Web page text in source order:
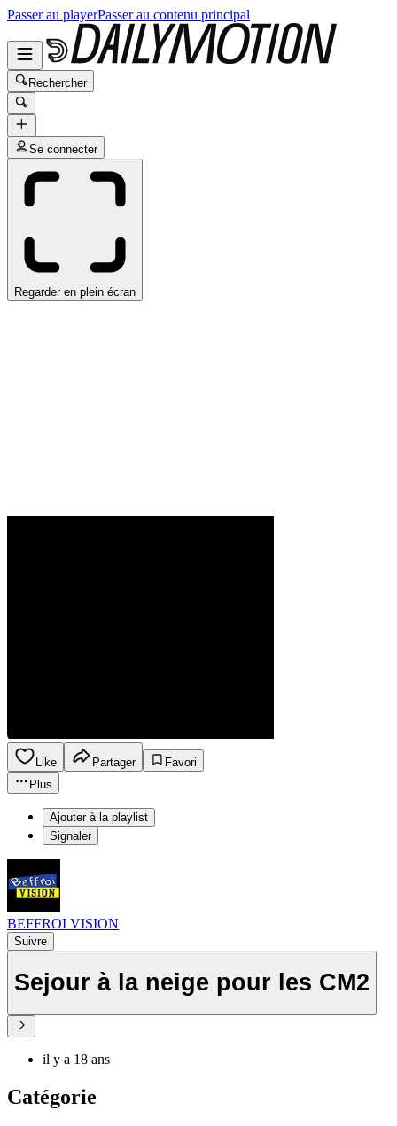
Passer au playerPasser au contenu principal
Rechercher
Se connecter
Regarder en plein écran
Like Partager
Favori
Plus
Ajouter à la playlist
Signaler
BEFFROI VISION
Suivre
Sejour à la neige pour les CM2
il y a 18 ans
Catégorie